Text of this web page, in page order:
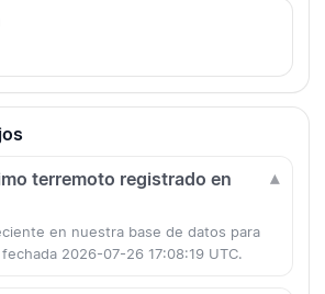
terremoto registrado en
en nuestra base de datos para
2026-07-26 17:08:19 UTC.